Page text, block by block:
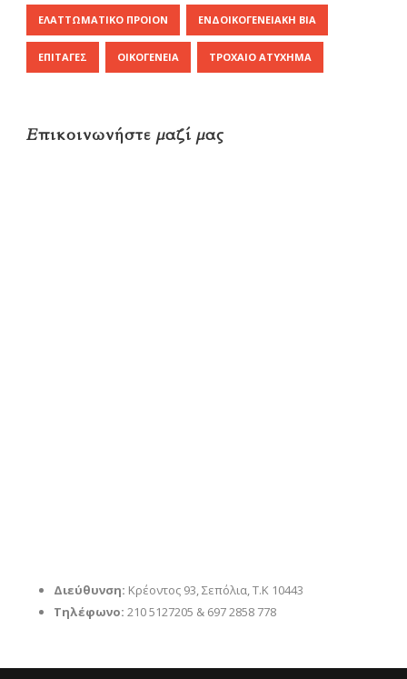
ΕΛΑΤΤΩΜΑΤΙΚΌ ΠΡΟΙΌΝ ΕΝΔΟΙΚΟΓΕΝΕΙΑΚΉ ΒΊΑ
ΕΠΙΤΑΓΈΣ ΟΙΚΟΓΈΝΕΙΑ ΤΡΟΧΑΊΟ ΑΤΎΧΗΜΑ
Επικοινωνήστε μαζί μας
Διεύθυνση: Κρέοντος 93, Σεπόλια, Τ.Κ 10443
Τηλέφωνο: 210 5127205 & 697 2858 778